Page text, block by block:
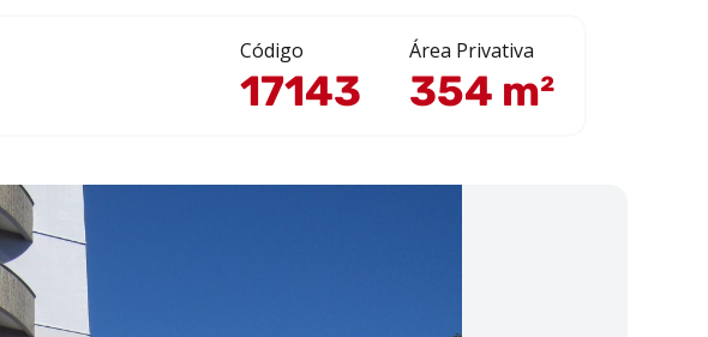
Código
17143
Área Privativa
354 m²